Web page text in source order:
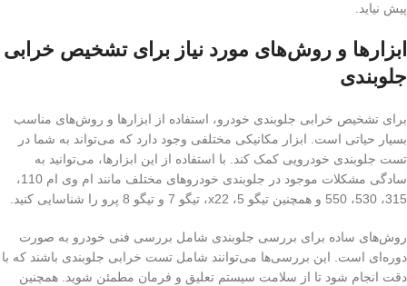
پیش نیاید.
ابزارها و روش‌های مورد نیاز برای تشخیص خرابی
جلوبندی
برای تشخیص خرابی جلوبندی خودرو، استفاده از ابزارها و روش‌های مناسب
بسیار حیاتی است. ابزار مکانیکی مختلفی وجود دارد که می‌تواند به شما در
تست جلوبندی خودرویی کمک کند. با استفاده از این ابزارها، می‌توانید به
سادگی مشکلات موجود در جلوبندی خودروهای مختلف مانند ام وی ام 110،
315، 530، 550 و همچنین تیگو 5، x22، تیگو 7 و تیگو 8 پرو را شناسایی کنید.
روش‌های ساده برای بررسی جلوبندی شامل بررسی فنی خودرو به صورت
دوره‌ای است. این بررسی‌ها می‌توانند شامل تست خرابی جلوبندی باشند که با
دقت انجام شود تا از سلامت سیستم تعلیق و فرمان مطمئن شوید. همچنین